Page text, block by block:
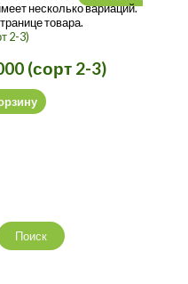
несколько вариаций.
товара.
(сорт 2-3)
Поиск